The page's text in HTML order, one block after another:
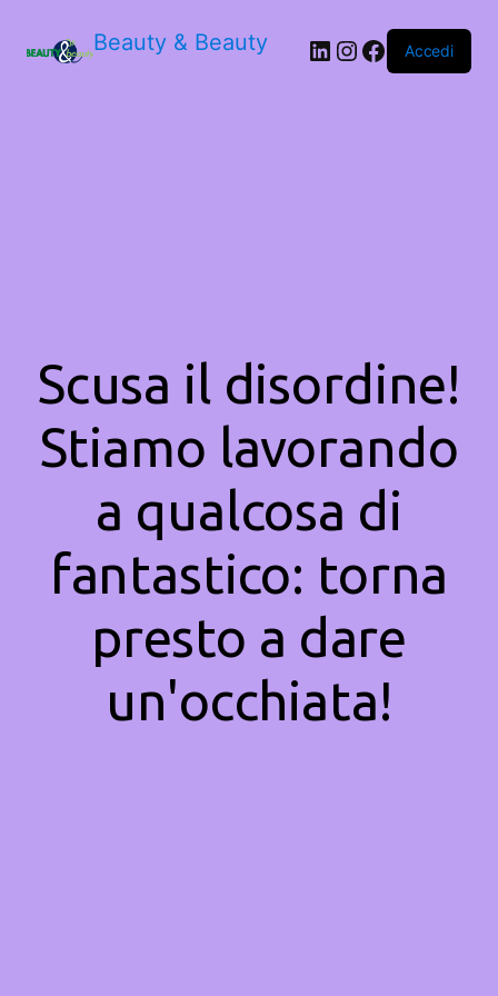
Beauty & Beauty LinkedIn
Instagram
Facebook
Accedi
Scusa il disordine!
Stiamo lavorando
a qualcosa di
fantastico: torna
presto a dare
un'occhiata!